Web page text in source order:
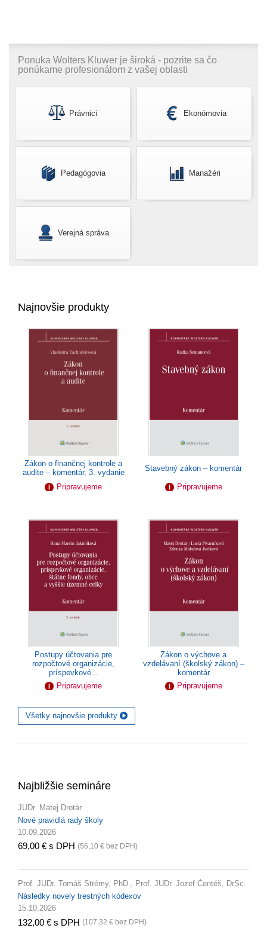
Ponuka Wolters Kluwer je široká - pozrite sa čo
ponúkame profesionálom z vašej oblasti
Právnici Ekonómovia
Pedagógovia Manažéri
Verejná správa
Najnovšie produkty
Zákon o finančnej kontrole a
audite – komentár, 3. vydanie
Pripravujeme
Stavebný zákon – komentár
Pripravujeme
Postupy účtovania pre
rozpočtové organizácie,
príspevkové...
Pripravujeme
Zákon o výchove a
vzdelávaní (školský zákon) –
komentár
Pripravujeme
Všetky najnovšie produkty
Najbližšie semináre
JUDr. Matej Drotár
Nové pravidlá rady školy
10.09.2026
69,00 € s DPH (56,10 € bez DPH)
Prof. JUDr. Tomáš Strémy, PhD., Prof. JUDr. Jozef Čentéš, DrSc.
Následky novely trestných kódexov
15.10.2026
132,00 € s DPH (107,32 € bez DPH)